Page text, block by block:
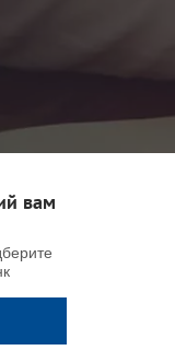
вам